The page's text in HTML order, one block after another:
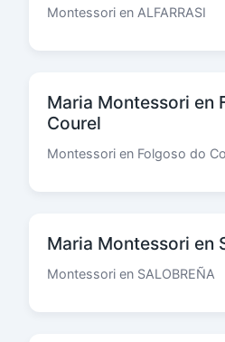
Montessori en ALFARRASI
Maria Montessori en
Courel
Montessori en Folgoso do
Maria Montessori en
Montessori en SALOBREÑA